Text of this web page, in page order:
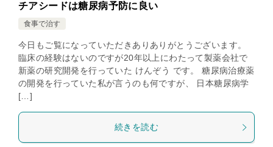
チアシードは糖尿病予防に良い
食事で治す
今日もご覧になっていただきありありがとうございます。
臨床の経験はないのですが20年以上にわたって製薬会社で
新薬の研究開発を行っていた けんぞう です。 糖尿病治療薬
の開発を行っていた私が言うのも何ですが、 日本糖尿病学
[…]
続きを読む